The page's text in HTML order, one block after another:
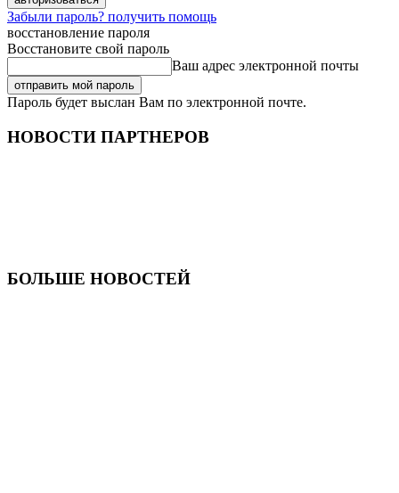
Забыли пароль? получить помощь
восстановление пароля
Восстановите свой пароль
Ваш адрес электронной почты
Пароль будет выслан Вам по электронной почте.
НОВОСТИ ПАРТНЕРОВ
БОЛЬШЕ НОВОСТЕЙ